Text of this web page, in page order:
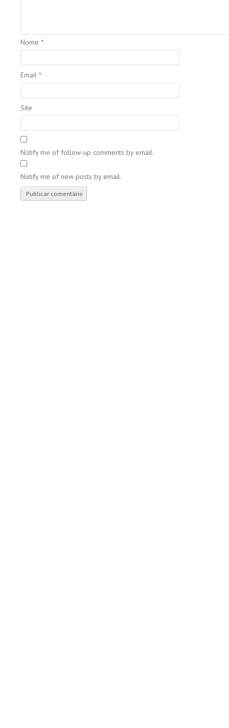
Nome *
Email *
Site
Notify me of follow-up comments by email.
Notify me of new posts by email.